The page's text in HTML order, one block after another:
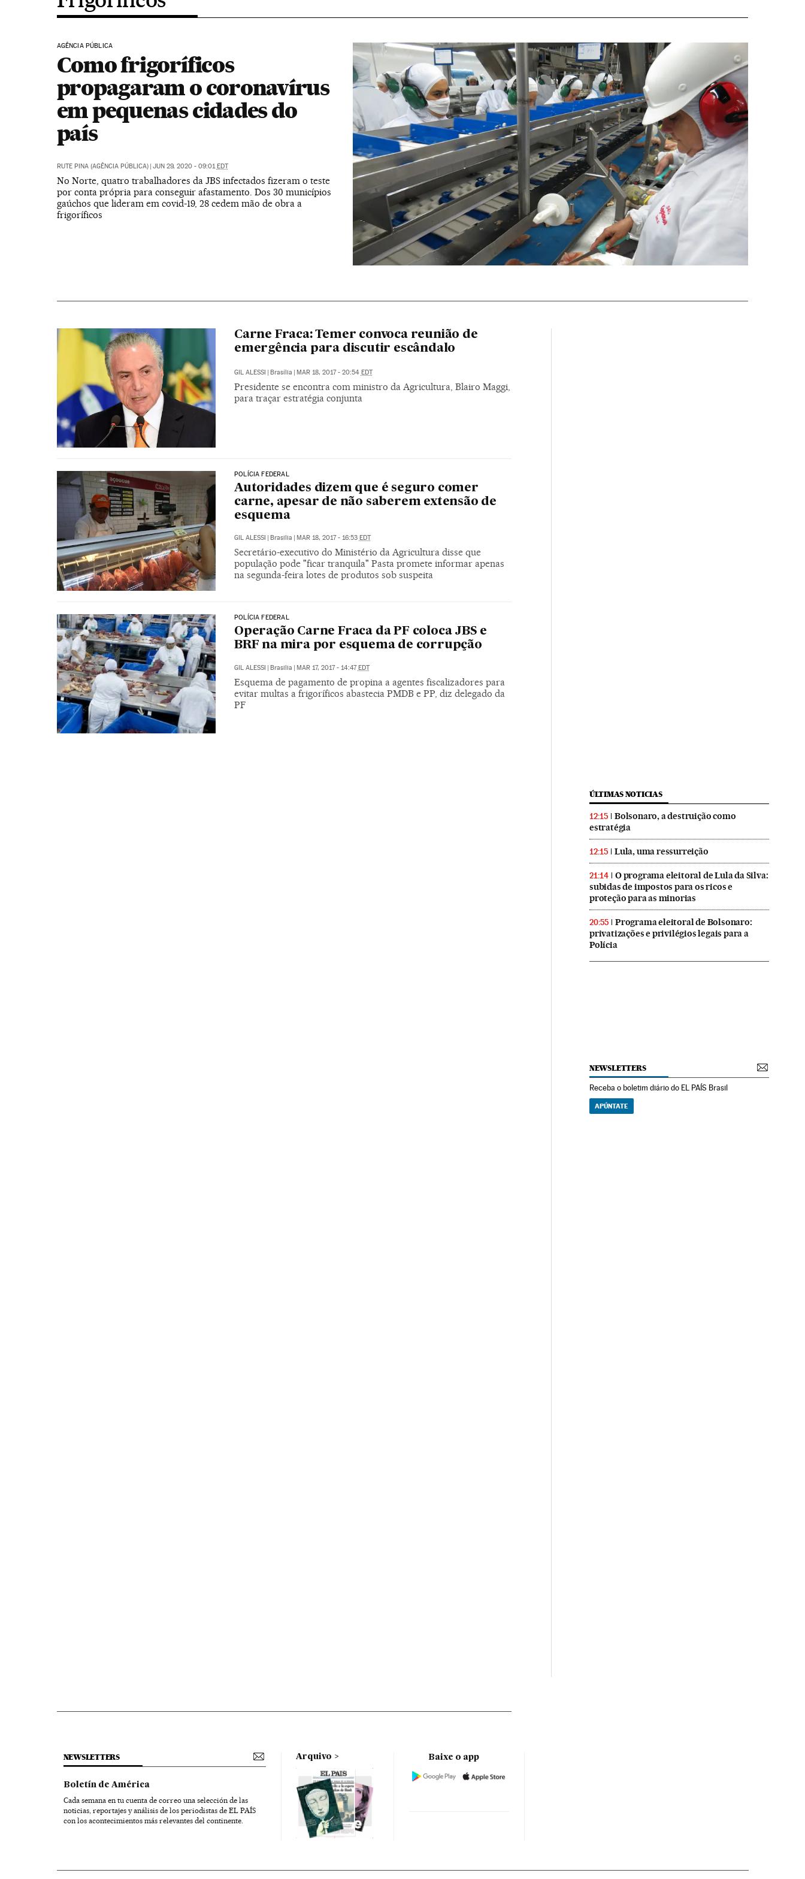
AGÊNCIA PÚBLICA
Como frigoríficos
propagaram o coronavírus
em pequenas cidades do
país
RUTE PINA (AGÊNCIA PÚBLICA) | JUN 29, 2020 - 09:01EDT
No Norte, quatro trabalhadores da JBS infectados fizeram o teste
por conta própria para conseguir afastamento. Dos 30 municípios
gaúchos que lideram em covid-19, 28 cedem mão de obra a
frigoríficos
Carne Fraca: Temer convoca reunião de
emergência para discutir escândalo
GIL ALESSI | Brasília | MAR 18, 2017 - 20:54 EDT
Presidente se encontra com ministro da Agricultura, Blairo Maggi,
para traçar estratégia conjunta
POLÍCIA FEDERAL
Autoridades dizem que é seguro comer
carne, apesar de não saberem extensão de
esquema
GIL ALESSI Brasilia MAR 18, 2017 - 16:53 EDT
Secretário-executivo do Ministério da Agricultura disse que
população pode "ficar tranquila" Pasta promete informar apenas
na segunda-feira lotes de produtos sob suspeita
POLÍCIA FEDERAL
Operação Carne Fraca da PF coloca JBS e
BRF na mira por esquema de corrupção
GIL ALESSI | Brasilia | MAR 17, 2017 - 14:47EDT
Esquema de pagamento de propina a agentes fiscalizadores para
evitar multas a frigoríficos abastecia PMDB e PP, diz delegado da
PF
ÚLTIMAS NOTICIAS
12:15
Bolsonaro, a destruição como
estratégia
12:15 Lula, uma ressurreição
21:14
O programa eleitoral de Lula da Silva:
subidas de impostos para os ricos e
proteção para as minorias
20:55
Programa eleitoral de Bolsonaro:
privatizações e privilégios legais para a
Polícia
NEWSLETTERS
Receba o boletim diário do EL PAÍS Brasil
APÚNTATE
NEWSLETTERS
Boletín de América
Cada semana en tu cuenta de correo una selección de las
noticias, reportajes y análisis de los periodistas de EL PAÍS
con los acontecimientos más relevantes del continente.
Arquivo Baixe o app